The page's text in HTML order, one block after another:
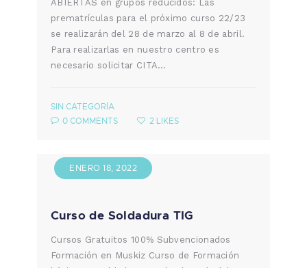
ABIERTAS en grupos reducidos: Las
prematrículas para el próximo curso 22/23
se realizarán del 28 de marzo al 8 de abril.
Para realizarlas en nuestro centro es
necesario solicitar CITA…
SIN CATEGORÍA
0 COMMENTS 2 LIKES
ENERO 18, 2022
Curso de Soldadura TIG
Cursos Gratuitos 100% Subvencionados
Formación en Muskiz Curso de Formación